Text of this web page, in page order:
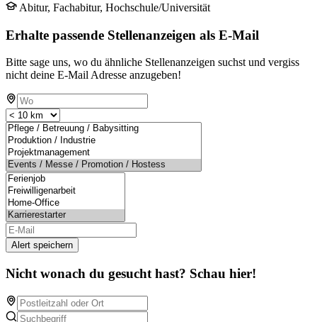
Abitur, Fachabitur, Hochschule/Universität
Erhalte passende Stellenanzeigen als E-Mail
Bitte sage uns, wo du ähnliche Stellenanzeigen suchst und vergiss
nicht deine E-Mail Adresse anzugeben!
Alert speichern
Nicht wonach du gesucht hast? Schau hier!